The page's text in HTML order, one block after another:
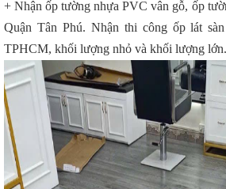
+ Nhận ốp tường nhựa PVC vân gỗ, ốp
Quận Tân Phú. Nhận thi công ốp lát
TPHCM, khối lượng nhỏ và khối lượng lớn.